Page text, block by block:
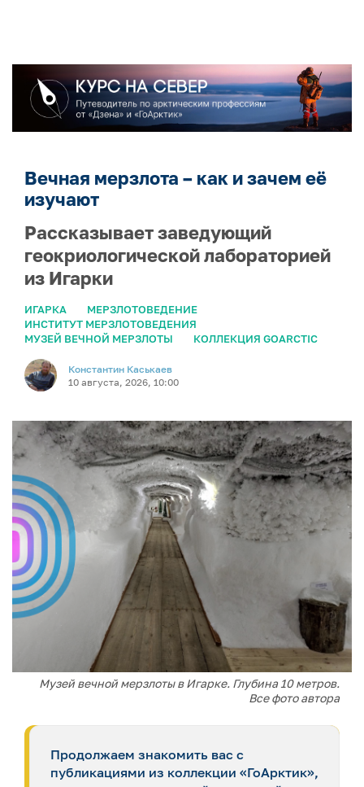
Вечная мерзлота – как и зачем её
изучают
Рассказывает заведующий
геокриологической лабораторией
из Игарки
ИГАРКА
МЕРЗЛОТОВЕДЕНИЕ
ИНСТИТУТ МЕРЗЛОТОВЕДЕНИЯ
МУЗЕЙ ВЕЧНОЙ МЕРЗЛОТЫ
КОЛЛЕКЦИЯ GOARCTIC
Константин Каськаев
10 августа, 2026, 10:00
Музей вечной мерзлоты в Игарке. Глубина 10 метров.
Все фото автора
Продолжаем знакомить вас с
публикациями из коллекции «ГоАрктик»,